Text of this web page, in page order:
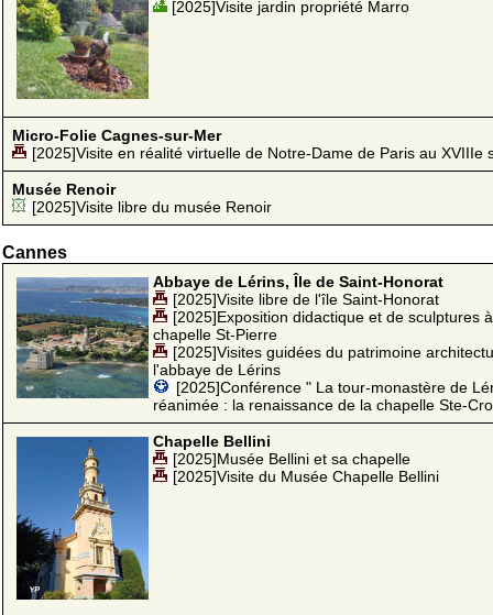
[2025]Visite jardin propriété Marro
Micro-Folie Cagnes-sur-Mer
[2025]Visite en réalité virtuelle de Notre-Dame de Paris au XVIIIe
Musée Renoir
[2025]Visite libre du musée Renoir
Cannes
Abbaye de Lérins, Île de Saint-Honorat
[2025]Visite libre de l'île Saint-Honorat
[2025]Exposition didactique et de sculptures
chapelle St-Pierre
[2025]Visites guidées du patrimoine
l'abbaye de Lérins
[2025]Conférence " La tour-monastère de
réanimée : la renaissance de la chapelle Ste-
Chapelle Bellini
[2025]Musée Bellini et sa chapelle
[2025]Visite du Musée Chapelle Bellini